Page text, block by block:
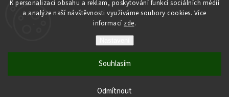
K personalizaci obsahu a reklam, poskytování funkcí sociálních médií
a analýze naší návštěvnosti využíváme soubory cookies. Více
informací zde.
Odmítnout
Souhlasím
Vytvořil Shoptet